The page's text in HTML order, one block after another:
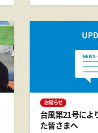
お知らせ
台風第21号によ
た皆さまへ